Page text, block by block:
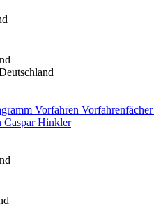
Vorfahren Vorfahrenfächer
CasparHinkler